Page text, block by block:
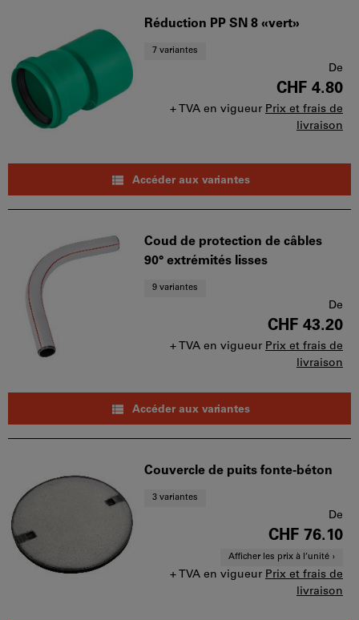
Réduction PP SN 8 «vert»
7 variantes
De
CHF 4.80
+ TVA en vigueur Prix et frais de
livraison
Accéder aux variantes
Coud de protection de câbles
90° extrémités lisses
9 variantes
De
CHF 43.20
+ TVA en vigueur Prix et frais de
livraison
Accéder aux variantes
Couvercle de puits fonte-béton
3 variantes
De
CHF 76.10
Afficher les prix à l’unité
+ TVA en vigueur Prix et frais de
livraison